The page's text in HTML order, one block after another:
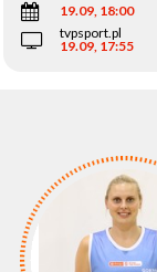
19.09, 18:00
tvpsport.pl
19.09, 17:55